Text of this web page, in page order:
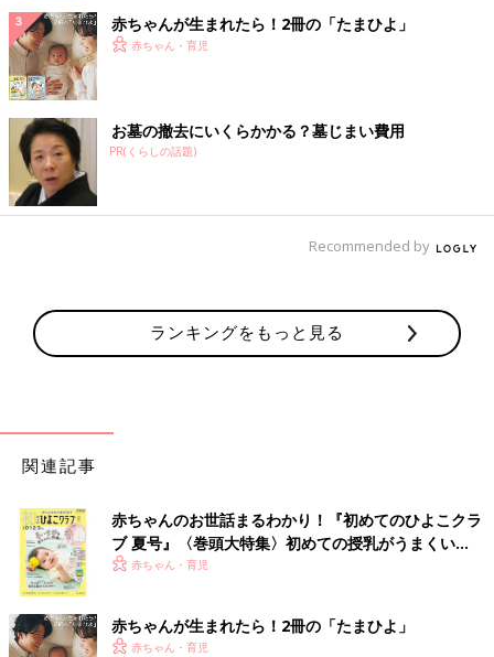
すい、不自然な歩き方や走り方になる、結果として長時間遊べな
い（すぐに疲れてしまう）靴なので、運動目的で公園などに遊び
に行くときには向いていません。
さらに、高さのある公園遊具などで遊ぶ際は要注意です。高いと
たり、引っかかってしまって転落したり、バランスをくずすこと
でのけがをする危険性も増大します。ブーツのつま先が分厚く、
指先に遊具などに触れた感覚が伝わりにくいためです。
雪があまり降らない地域で、靴の選び方で大切なこ
――防寒靴が必要ない、積雪がない地域での子どもの冬靴の選び
方ポイントを教えてください。
経験ができるチャンスです。たとえば、気温が低い中で動くこと
で、心肺機能や体温調節機能などを育てる好機です。息を大きく
覚えます。
また、靴を履いて歩きだす
な時期です。面テープをしっかり締めて、フィットした靴でよい
「足感覚」を育てましょう。実はこの感覚は将来の靴の履き方を
左右する重要な感覚で、幼児期に身に着けるのが最も自然です。
赤ちゃんが生まれたら！2冊の「たまひよ」
赤ちゃん・育児
お墓の撤去にいくらかかる？墓じまい費用
PR(くらしの話題)
Recommended by
ランキングをもっと見る
関連記事
赤ちゃんのお世話まるわかり！『初めてのひよこクラ
ブ 夏号』〈巻頭大特集〉初めての授乳がうまくい
く！ おっぱい・ミルクの基本と夏のトラブル 解決テ
赤ちゃん・育児
赤ちゃんが生まれたら！2冊の「たまひよ」
赤ちゃん・育児